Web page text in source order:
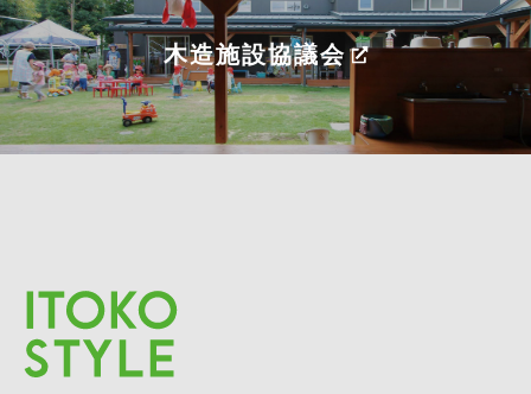
木造施設協議会